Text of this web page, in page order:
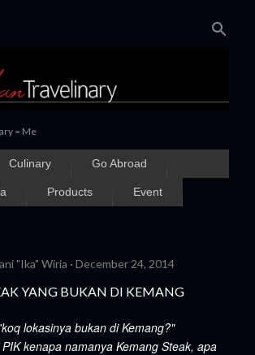
= Me
Culinary Go Abroad
Products Event
"Ika" Wiria December 24, 2014
YANG BUKAN DI KEMANG
lokasinya bukan di Kemang?"
kenapa namanya Kemang Steak, apa